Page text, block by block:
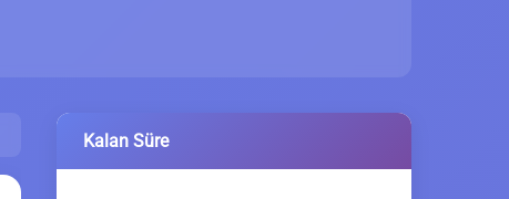
Kalan Süre